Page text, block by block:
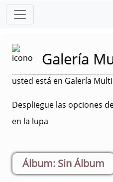
Galería
usted está en Galería
Despliegue las opciones
en la lupa
Sin Álbum